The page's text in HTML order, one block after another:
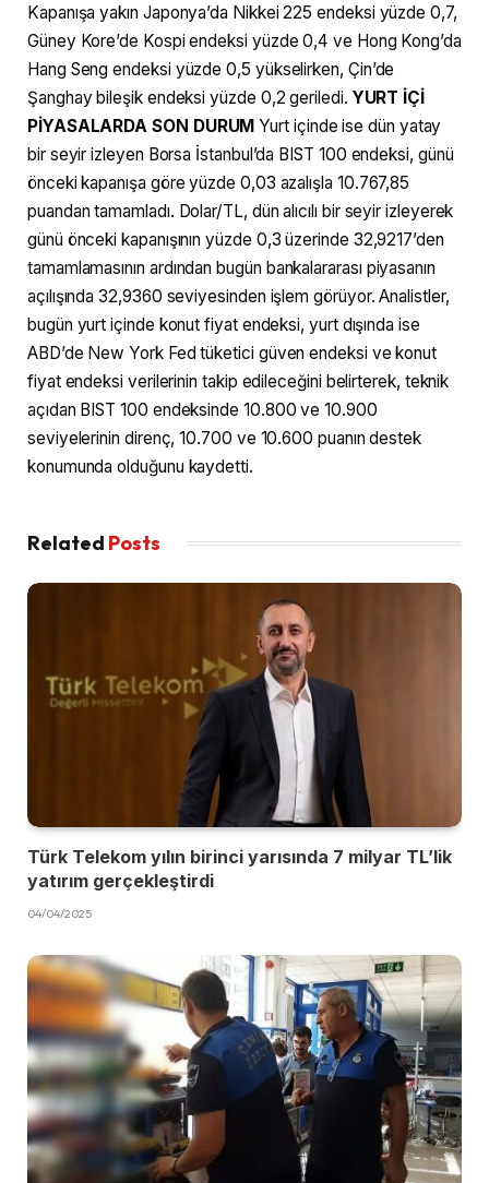
Kapanışa yakın Japonya’da Nikkei 225 endeksi yüzde 0,7,
Güney Kore’de Kospi endeksi yüzde 0,4 ve Hong Kong’da
Hang Seng endeksi yüzde 0,5 yükselirken, Çin’de
Şanghay bileşik endeksi yüzde 0,2 geriledi. YURT İÇİ
PİYASALARDA SON DURUM Yurt içinde ise dün yatay
bir seyir izleyen Borsa İstanbul’da BIST 100 endeksi, günü
önceki kapanışa göre yüzde 0,03 azalışla 10.767,85
puandan tamamladı. Dolar/TL, dün alıcılı bir seyir izleyerek
günü önceki kapanışının yüzde 0,3 üzerinde 32,9217’den
tamamlamasının ardından bugün bankalararası piyasanın
açılışında 32,9360 seviyesinden işlem görüyor. Analistler,
bugün yurt içinde konut fiyat endeksi, yurt dışında ise
ABD’de New York Fed tüketici güven endeksi ve konut
fiyat endeksi verilerinin takip edileceğini belirterek, teknik
açıdan BIST 100 endeksinde 10.800 ve 10.900
seviyelerinin direnç, 10.700 ve 10.600 puanın destek
konumunda olduğunu kaydetti.
Related Posts
Türk Telekom yılın birinci yarısında 7 milyar TL’lik
yatırım gerçekleştirdi
04/04/2025